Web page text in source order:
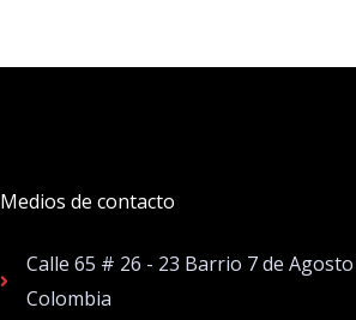
Medios de contacto
Calle 65 # 26 - 23 Barrio 7 de
Colombia